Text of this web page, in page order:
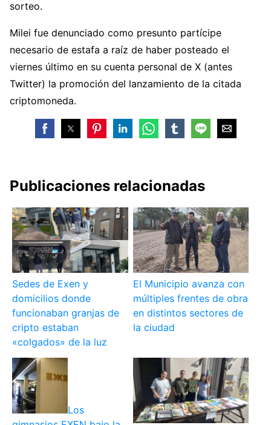
sorteo.
Milei fue denunciado como presunto partícipe
necesario de estafa a raíz de haber posteado el
viernes último en su cuenta personal de X (antes
Twitter) la promoción del lanzamiento de la citada
criptomoneda.
Publicaciones relacionadas
Sedes de Exen y
domicilios donde
funcionaban granjas de
cripto estaban
«colgados» de la luz
El Municipio avanza con
múltiples frentes de obra
en distintos sectores de
la ciudad
Los